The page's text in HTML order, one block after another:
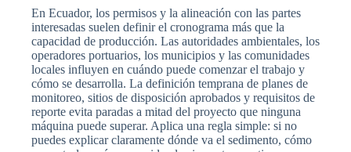
En Ecuador, los permisos y la alineación con las partes
interesadas suelen definir el cronograma más que la
capacidad de producción. Las autoridades ambientales, los
operadores portuarios, los municipios y las comunidades
locales influyen en cuándo puede comenzar el trabajo y
cómo se desarrolla. La definición temprana de planes de
monitoreo, sitios de disposición aprobados y requisitos de
reporte evita paradas a mitad del proyecto que ninguna
máquina puede superar. Aplica una regla simple: si no
puedes explicar claramente dónde va el sedimento, cómo